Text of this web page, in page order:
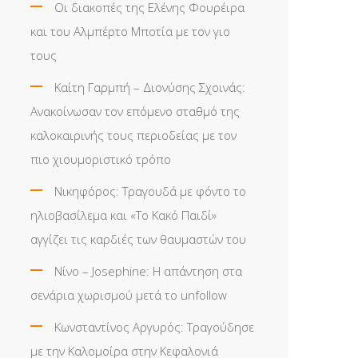
Οι διακοπές της Ελένης Φουρέιρα
και του Αλμπέρτο Μποτία με τον γιο
τους
Καίτη Γαρμπή – Διονύσης Σχοινάς:
Ανακοίνωσαν τον επόμενο σταθμό της
καλοκαιρινής τους περιοδείας με τον
πιο χιουμοριστικό τρόπο
Νικηφόρος: Τραγουδά με φόντο το
ηλιοβασίλεμα και «Το Κακό Παιδί»
αγγίζει τις καρδιές των θαυμαστών του
Νίνο – Josephine: Η απάντηση στα
σενάρια χωρισμού μετά το unfollow
Κωνσταντίνος Αργυρός: Τραγούδησε
με την Καλομοίρα στην Κεφαλονιά